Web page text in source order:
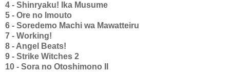
4 - Shinryaku! Ika Musume
5 - Ore no Imouto
6 - Soredemo Machi wa Mawatteiru
7 - Working!
8 - Angel Beats!
9 - Strike Witches 2
10 - Sora no Otoshimono II